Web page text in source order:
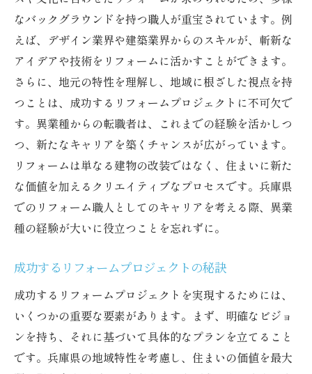
なバックグラウンドを持つ職人が重宝されています。例
えば、デザイン業界や建築業界からのスキルが、斬新な
アイデアや技術をリフォームに活かすことができます。
さらに、地元の特性を理解し、地域に根ざした視点を持
つことは、成功するリフォームプロジェクトに不可欠で
す。異業種からの転職者は、これまでの経験を活かしつ
つ、新たなキャリアを築くチャンスが広がっています。
リフォームは単なる建物の改装ではなく、住まいに新た
な価値を加えるクリエイティブなプロセスです。兵庫県
でのリフォーム職人としてのキャリアを考える際、異業
種の経験が大いに役立つことを忘れずに。
成功するリフォームプロジェクトの秘訣
成功するリフォームプロジェクトを実現するためには、
いくつかの重要な要素があります。まず、明確なビジョ
ンを持ち、それに基づいて具体的なプランを立てること
です。兵庫県の地域特性を考慮し、住まいの価値を最大